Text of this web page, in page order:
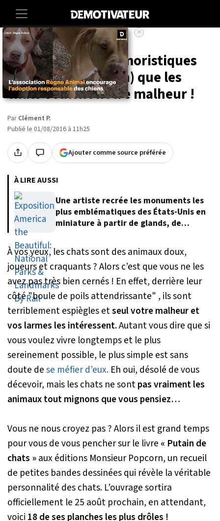
Accueil Art-photographie
18 illustrations humoristiques
qui prouvent (enfin) que les
chats veulent notre malheur !
Par Clément P.
Publié le 01/08/2016 à 11h25
Ajouter comme source préférée
À LIRE AUSSI
Une artiste recrée les monuments les
plus emblématiques des États-Unis en
miniature à partir de glands, de
À vos yeux, les chats sont des animaux doux,
joueurs et craquants ? Alors c’est que vous ne les
avez pas très bien cernés ! En effet, derrière leur
côté "boule de poils attendrissante" , ils sont
terriblement espiègles etseul votre malheur et
vos larmes les intéressent.Autant vous dire que si
vous voulez vivre longtemps et le plus
sereinement possible, le plus simple est sans
doute dese méfier d’eux. Eh oui, désolé de vous
décevoir, mais les chats ne sontpas vraiment les
animaux tout mignons que vous pensiez…
Vous ne nous croyez pas ? Alors il est grand temps
pour vous de vous pencher sur le livre « Putain de
chats »aux éditions Monsieur Popcorn, un recueil
de petites bandes dessinées qui révèle la véritable
personnalité des chats. L’ouvrage sortira
officiellement le 25 août prochain, en attendant,
voici 18 de ses planches les plus drôles !
×